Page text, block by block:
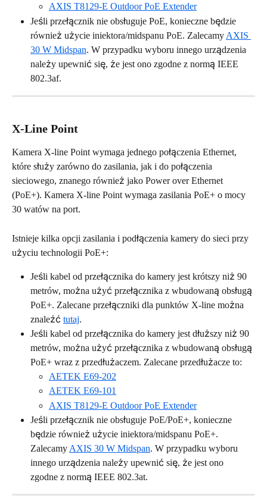
AXIS T8129-E Outdoor PoE Extender
Jeśli przełącznik nie obsługuje PoE, konieczne będzie
również użycie iniektora/midspanu PoE. Zalecamy AXIS
30 W Midspan. W przypadku wyboru innego urządzenia
należy upewnić się, że jest ono zgodne z normą IEEE
802.3af.
X-Line Point
Kamera X-line Point wymaga jednego połączenia Ethernet,
które służy zarówno do zasilania, jak i do połączenia
sieciowego, znanego również jako Power over Ethernet
(PoE+). Kamera X-line Point wymaga zasilania PoE+ o mocy
30 watów na port.
Istnieje kilka opcji zasilania i podłączenia kamery do sieci przy
użyciu technologii PoE+:
Jeśli kabel od przełącznika do kamery jest krótszy niż 90
metrów, można użyć przełącznika z wbudowaną obsługą
PoE+. Zalecane przełączniki dla punktów X-line można
znaleźć tutaj.
Jeśli kabel od przełącznika do kamery jest dłuższy niż 90
metrów, można użyć przełącznika z wbudowaną obsługą
PoE+ wraz z przedłużaczem. Zalecane przedłużacze to:
AETEK E69-202
AETEK E69-101
AXIS T8129-E Outdoor PoE Extender
Jeśli przełącznik nie obsługuje PoE/PoE+, konieczne
będzie również użycie iniektora/midspanu PoE+.
Zalecamy AXIS 30 W Midspan. W przypadku wyboru
innego urządzenia należy upewnić się, że jest ono
zgodne z normą IEEE 802.3at.